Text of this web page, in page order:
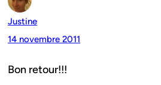
Justine
14 novembre 2011
Bon retour!!!